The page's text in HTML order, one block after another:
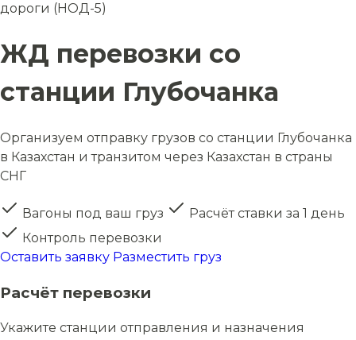
дороги (НОД-5)
ЖД перевозки со
станции Глубочанка
Организуем отправку грузов со станции Глубочанка
в Казахстан и транзитом через Казахстан в страны
СНГ
Вагоны под ваш груз
Расчёт ставки за 1 день
Контроль перевозки
Оставить заявку Разместить груз
Расчёт перевозки
Укажите станции отправления и назначения